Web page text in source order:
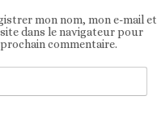
mon nom, mon e-mail et
dans le navigateur pour
commentaire.